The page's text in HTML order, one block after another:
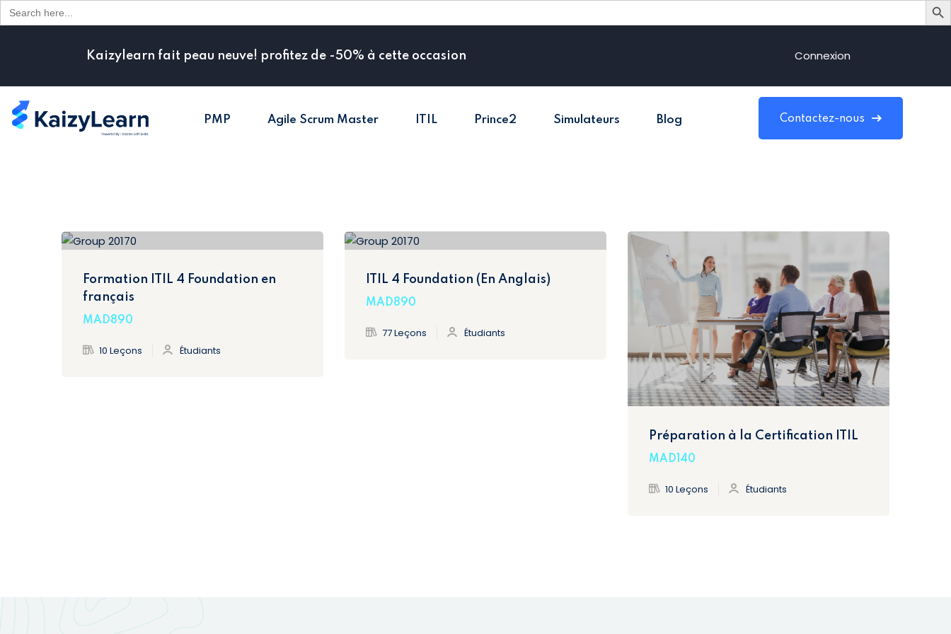
Search
for:
Kaizylearn fait peau neuve! profitez de -50% à cette occasion Connexion
PMP Agile Scrum Master ITIL Prince2 Simulateurs Blog Contactez-nous
Formation ITIL 4 Foundation en
français
MAD890
10 Leçons Étudiants
ITIL 4 Foundation (En Anglais)
MAD890
77 Leçons Étudiants
Préparation à la Certification ITIL
MAD140
10 Leçons Étudiants
Sign in Sign up